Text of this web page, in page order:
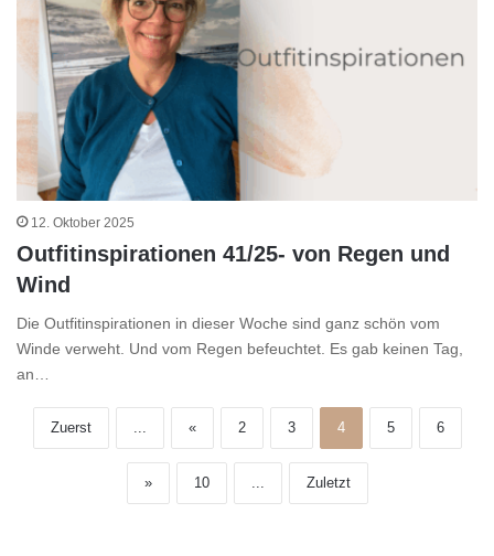
12. Oktober 2025
Outfitinspirationen 41/25- von Regen und
Wind
Die Outfitinspirationen in dieser Woche sind ganz schön vom
Winde verweht. Und vom Regen befeuchtet. Es gab keinen Tag,
an…
Zuerst ... « 2 3 4 5 6
» 10 ... Zuletzt